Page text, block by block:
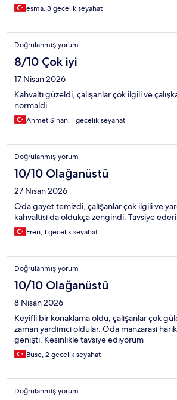
esma, 3 gecelik seyahat
Doğrulanmış yorum
8/10 Çok iyi
17 Nisan 2026
Kahvaltı güzeldi, çalışanlar çok ilgili ve
normaldi.
Ahmet Sinan, 1 gecelik seyahat
Doğrulanmış yorum
10/10 Olağanüstü
27 Nisan 2026
Oda gayet temizdi, çalışanlar çok ilgili ve
kahvaltısı da oldukça zengindi. Tavsiye
Eren, 1 gecelik seyahat
Doğrulanmış yorum
10/10 Olağanüstü
8 Nisan 2026
Keyifli bir konaklama oldu, çalışanlar çok
zaman yardımcı oldular. Oda manzarası
genişti. Kesinlikle tavsiye ediyorum
Buse, 2 gecelik seyahat
Doğrulanmış yorum